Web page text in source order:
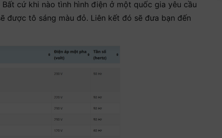
cứ khi nào tình hình điện ở một quốc gia yêu cầu
được tô sáng màu đỏ. Liên kết đó sẽ đưa bạn đến